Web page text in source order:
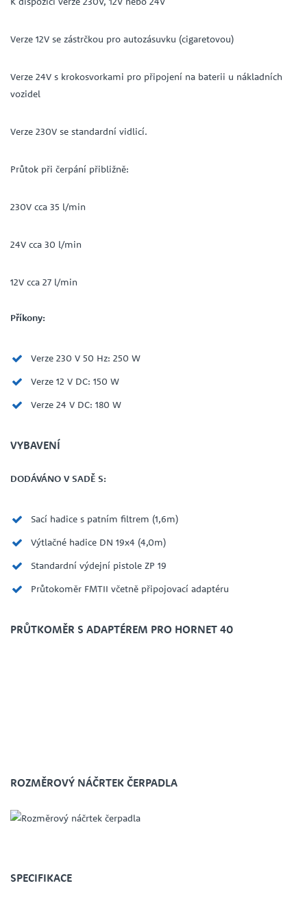
Verze 12V se zástrčkou pro autozásuvku (cigaretovou)
Verze 24V s krokosvorkami pro připojení na baterii u nákladních
vozidel
Verze 230V se standardní vidlicí.
Průtok při čerpání přibližně:
230V cca 35 l/min
24V cca 30 l/min
12V cca 27 l/min
Příkony:
Verze 230 V 50 Hz: 250 W
Verze 12 V DC: 150 W
Verze 24 V DC: 180 W
VYBAVENÍ
DODÁVÁNO V SADĚ S:
Sací hadice s patním filtrem (1,6m)
Výtlačné hadice DN 19x4 (4,0m)
Standardní výdejní pistole ZP 19
Průtokoměr FMTII včetně připojovací adaptéru
PRŮTKOMĚR S ADAPTÉREM PRO HORNET 40
ROZMĚROVÝ NÁČRTEK ČERPADLA
SPECIFIKACE